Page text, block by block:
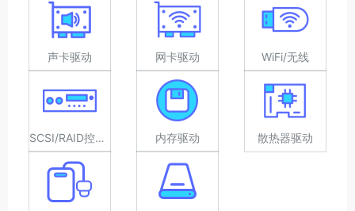
声卡驱动 网卡驱动 WiFi/无线
SCSI/RAID控制器驱动 内存驱动 散热器驱动